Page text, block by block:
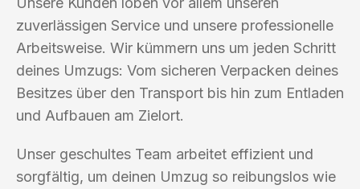
zuverlässigen Service und unsere professionelle
Arbeitsweise. Wir kümmern uns um jeden Schritt
deines Umzugs: Vom sicheren Verpacken deines
Besitzes über den Transport bis hin zum Entladen
und Aufbauen am Zielort.
Unser geschultes Team arbeitet effizient und
sorgfältig, um deinen Umzug so reibungslos wie